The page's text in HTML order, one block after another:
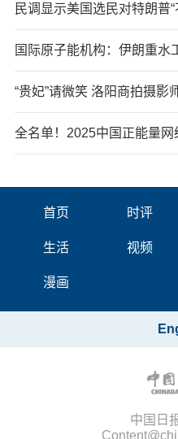
民调显示美国选民对特朗普
国际原子能机构：伊朗重水
“贵妃”请微笑 洛阳商拍摄影
全名单！2025中国正能量网
首页 时评
生活 视频
漫画
中国日